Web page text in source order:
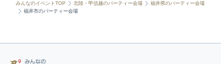
みんなのイベントTOP 北陸・甲信越のパーティー会場
福井県のパーティー会場
福井市のパーティー会場